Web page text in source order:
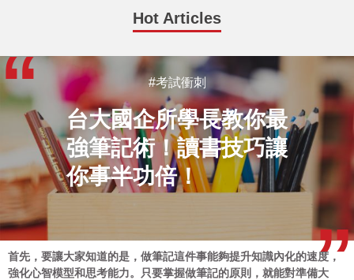
Hot Articles
#考試衝刺
台大國企所學長教你最
強筆記術！讀書技巧讓
你事半功倍！
首先，要讓大家知道的是，做筆記這件事能夠提升知識內化的速度，
強化心智模型和思考能力。只要掌握做筆記的原則，就能對準備大